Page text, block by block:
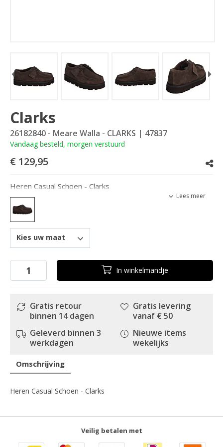
Clarks
26182840 - Meare Walla - CLARKS | 47837
Vandaag besteld, morgen verstuurd
€ 129,95
Heren Casual Schoen - Clarks
Lees meer
Kies uw maat
In winkelmandje
Gratis retour
binnen 14 dagen
Geleverd binnen 3
werkdagen
Gratis levering
vanaf € 50
Nieuwe items
wekelijks
Omschrijving
Heren Casual Schoen - Clarks
Veilig betalen met